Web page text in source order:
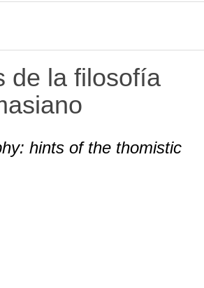
de la filosofía
hints of the thomistic